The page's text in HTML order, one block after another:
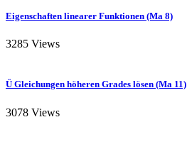
Eigenschaften linearer Funktionen (Ma 8)
3285 Views
Ü Gleichungen höheren Grades lösen (Ma 11)
3078 Views